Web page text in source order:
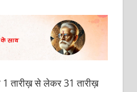
1 तारीख़ से लेकर 31 तारीख़